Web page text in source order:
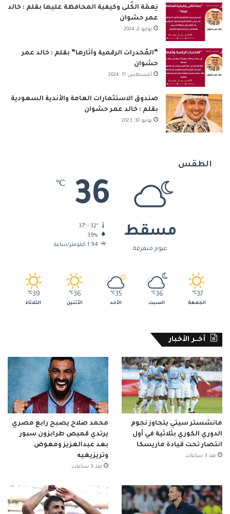
نِعمَة الكُلى وكيفية المحافظة عليها بقلم : خالد
عمر حشوان
يوليو 2, 2024
“المُخدرات الرقمية وآثارها” بقلم : خالد عمر
حشوان
أغسطس 11, 2024
صندوق الاستثمارات العامة والأندية السعودية
بقلم : خالد عمر حشوان
يونيو 10, 2023
الطقس
مسقط
غيوم متفرقة
36
℃
37º - 32º
39%
1.94 كيلومتر/ساعة
37
℃
الجمعة
36
℃
السبت
35
℃
الأحد
36
℃
الأثنين
39
℃
الثلاثاء
أخــر الأخبار
مانشستر سيتي يتجاوز نجوم
الدوري الكوري بثلاثية في أول
انتصار تحت قيادة ماريسكا
منذ 3 ساعات
محمد صلاح يصبح رابع مصري
يرتدي قميص طرابزون سبور
بعد عبدالعزيز ومعوض
وتريزيغيه
منذ 3 ساعات